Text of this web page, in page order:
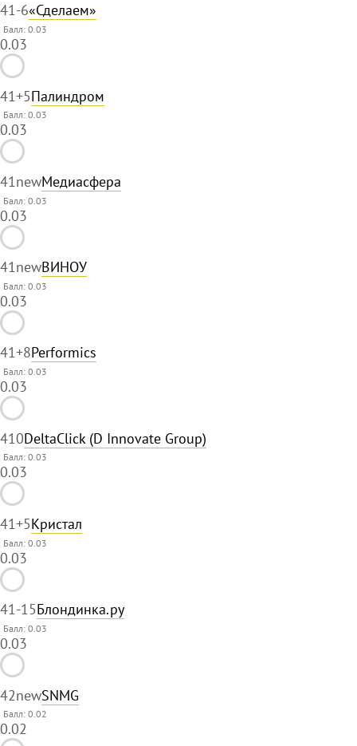
41-6«Сделаем»
Балл: 0.03
0.03
41+5Палиндром
Балл: 0.03
0.03
41newМедиасфера
Балл: 0.03
0.03
41newВИНОУ
Балл: 0.03
0.03
41+8Performics
Балл: 0.03
0.03
410DeltaClick (D Innovate Group)
Балл: 0.03
0.03
41+5Кристал
Балл: 0.03
0.03
41-15Блондинка.ру
Балл: 0.03
0.03
42newSNMG
Балл: 0.02
0.02